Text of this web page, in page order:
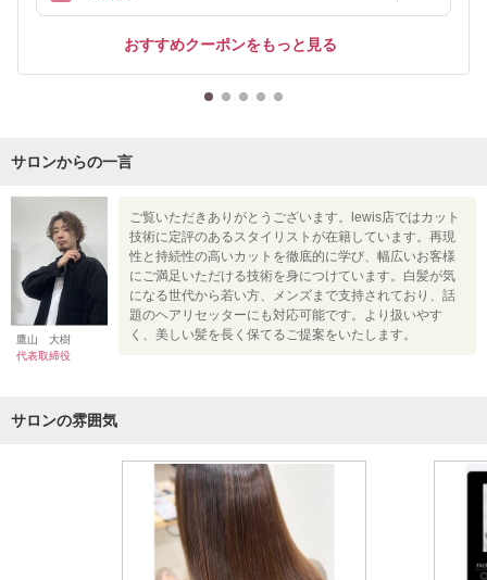
おすすめクーポンをもっと見る
サロンからの一言
鷹山 大樹
代表取締役
ご覧いただきありがとうございます。lewis店ではカット
技術に定評のあるスタイリストが在籍しています。再現
性と持続性の高いカットを徹底的に学び、幅広いお客様
にご満足いただける技術を身につけています。白髪が気
になる世代から若い方、メンズまで支持されており、話
題のヘアリセッターにも対応可能です。より扱いやす
く、美しい髪を長く保てるご提案をいたします。
サロンの雰囲気